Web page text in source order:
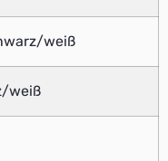
weiß
weiß